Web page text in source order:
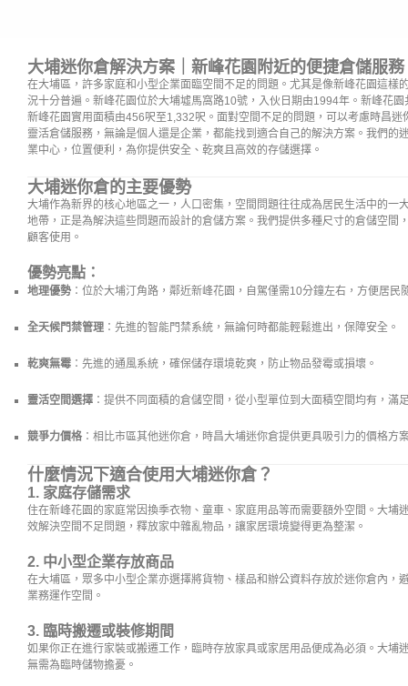
大埔迷你倉解決方案｜新峰花園附近的便捷倉儲服務
在大埔區，許多家庭和小型企業面臨空間不足的問題。尤其是像新峰花園這樣
況十分普遍。新峰花園位於大埔墟馬窩路10號，入伙日期由1994年。新峰花
新峰花園實用面積由456呎至1,332呎。面對空間不足的問題，可以考慮時昌迷
靈活倉儲服務，無論是個人還是企業，都能找到適合自己的解決方案。我們的
業中心，位置便利，為你提供安全、乾爽且高效的存儲選擇。
大埔迷你倉的主要優勢
大埔作為新界的核心地區之一，人口密集，空間問題往往成為居民生活中的一
地帶，正是為解決這些問題而設計的倉儲方案。我們提供多種尺寸的倉儲空間
顧客使用。
優勢亮點：
地理優勢 ：位於大埔汀角路，鄰近新峰花園，自駕僅需10分鐘左右，方便居民
全天候門禁管理 ：先進的智能門禁系統，無論何時都能輕鬆進出，保障安全。
乾爽無霉 ：先進的通風系統，確保儲存環境乾爽，防止物品發霉或損壞。
靈活空間選擇 ：提供不同面積的倉儲空間，從小型單位到大面積空間均有，滿
競爭力價格 ：相比市區其他迷你倉，時昌大埔迷你倉提供更具吸引力的價格方
什麼情況下適合使用大埔迷你倉？
1. 家庭存儲需求
住在新峰花園的家庭常因換季衣物、童車、家庭用品等而需要額外空間。大埔
效解決空間不足問題，釋放家中雜亂物品，讓家居環境變得更為整潔。
2. 中小型企業存放商品
在大埔區，眾多中小型企業亦選擇將貨物、樣品和辦公資料存放於迷你倉內，
業務運作空間。
3. 臨時搬遷或裝修期間
如果你正在進行家裝或搬遷工作，臨時存放家具或家居用品便成為必須。大埔
無需為臨時儲物擔憂。